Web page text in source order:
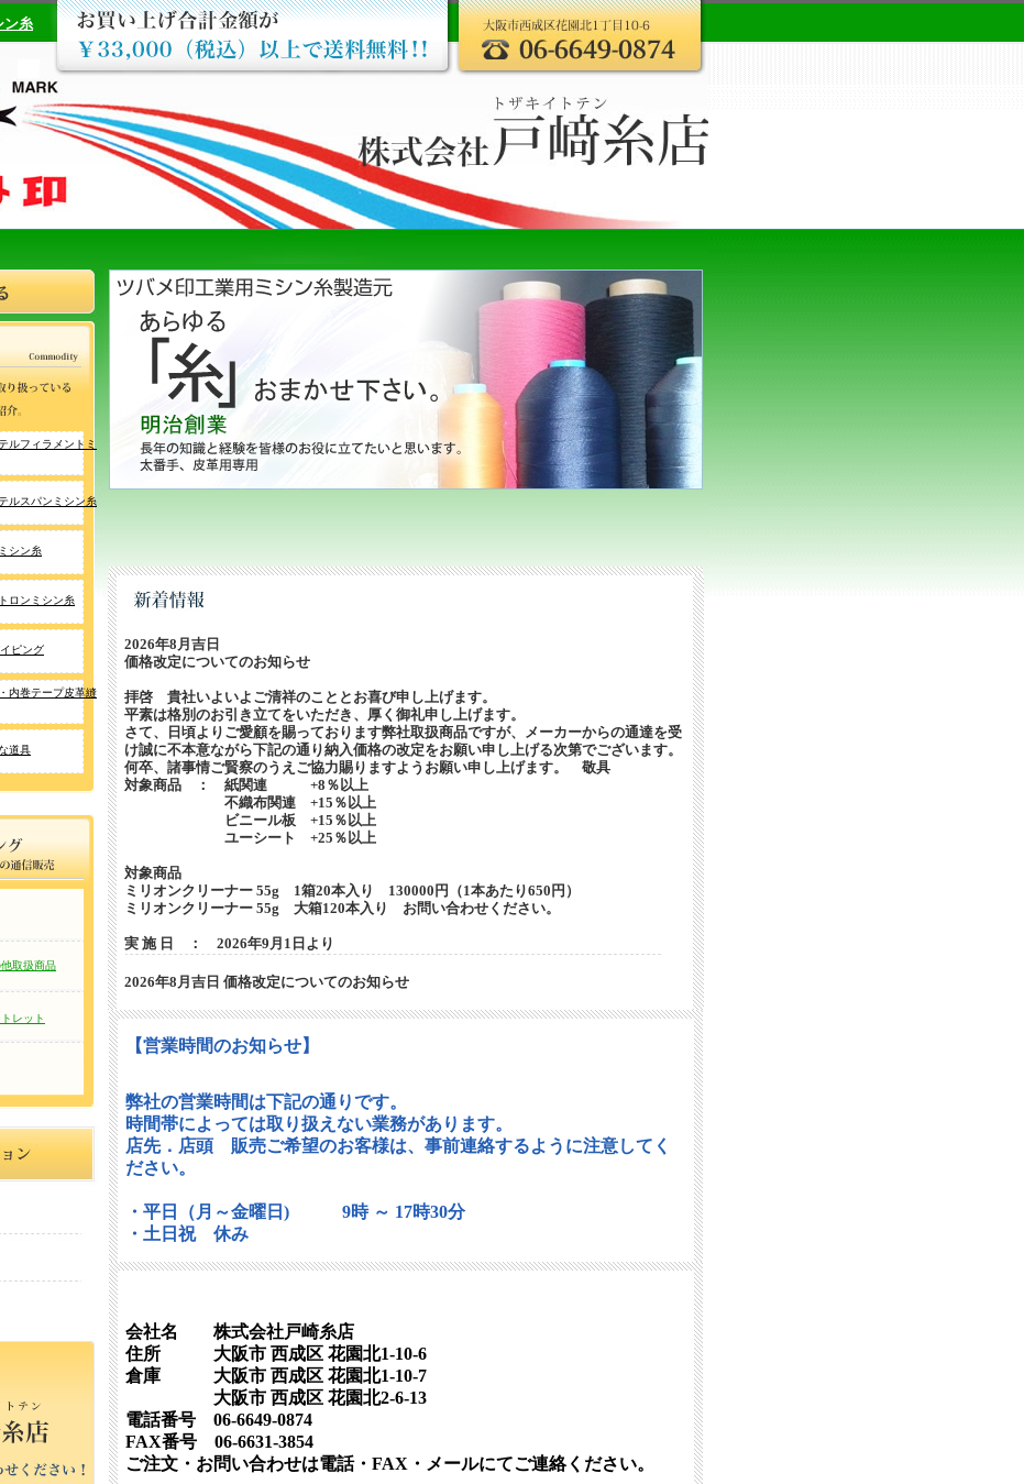
ン糸
ルフィラメントミ
ルスパンミシン糸
シン糸
ロンミシン糸
ピング
内巻テープ皮革縫
道具
取扱商品
レット
2026年8月吉日
価格改定についてのお知らせ
拝啓 貴社いよいよご清祥のこととお喜び申し上げます。
平素は格別のお引き立てをいただき、厚く御礼申し上げます。
さて、日頃よりご愛顧を賜っております弊社取扱商品ですが、メーカーからの通達を受
け誠に不本意ながら下記の通り納入価格の改定をお願い申し上げる次第でございます。
何卒、諸事情ご賢察のうえご協力賜りますようお願い申し上げます。 敬具
対象商品 ： 紙関連 +8％以上
不織布関連 +15％以上
ビニール板 +15％以上
ユーシート +25％以上
対象商品
ミリオンクリーナー 55g 1箱20本入り 130000円（1本あたり650円）
ミリオンクリーナー 55g 大箱120本入り お問い合わせください。
実 施 日 ： 2026年9月1日より
2026年8月吉日 価格改定についてのお知らせ
拝啓 貴社ますますご清栄のこととお慶び申し上げます。
平素は格別のお引き立てをいただき、厚く御礼申し上げます。
さて、日頃よりご愛顧を賜っております弊社取扱商品ですが、メーカーからの通達を受
対象商品 ： コロンブス株式会社 業務用 製品
サーマルコート各種 コバ液90.92各種
目止め液328 目止め液DX
トップ液 スマートエッジ類 等
改 定 幅 ： 現行価格より+30％以上～約60％
2026年7月吉日
平素は格別のお引き立てを賜りありがたく厚くお礼申し上げます。
さて、弊社では夏期休業を下記の通り実施させていただきます。
皆様にはご不便をお掛けしますが、何卒ご了承の程お願い申し上げます。
夏期休業 ： 8月11日(火) ～ 8月16日(日)
通常営業 ： 8月17日(月)より
休暇期間中のメール・FAXでのお問い合わせは、翌営業日より順次対応させていただき
ます。
【営業時間のお知らせ】
弊社の営業時間は下記の通りです。
時間帯によっては取り扱えない業務があります。
店先．店頭 販売ご希望のお客様は、事前連絡するように注意してく
ださい。
・平日（月～金曜日) 9時 ～ 17時30分
・土日祝 休み
会社名 株式会社戸崎糸店
住所 大阪市 西成区 花園北1-10-6
倉庫 大阪市 西成区 花園北1-10-7
大阪市 西成区 花園北2-6-13
電話番号 06-6649-0874
FAX番号 06-6631-3854
ご注文・お問い合わせは電話・FAX・メールにてご連絡ください。